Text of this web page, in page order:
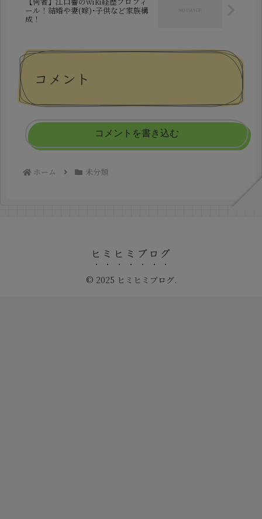
ール！結婚や妻(嫁)･子供など家族構
成！
コメント
コメントを書き込む
ホーム 未分類
ヒミヒミブログ
© 2025 ヒミヒミブログ.